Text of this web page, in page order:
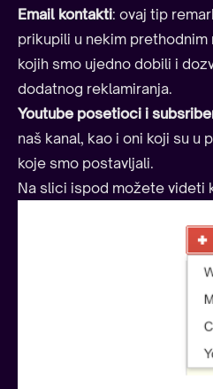
Email kontakti: ovaj tip
prikupili u nekim
kojih smo ujedno dobili i
dodatnog reklamiranja.
Youtube posetioci i
naš kanal, kao i oni koji su
koje smo postavljali.
Na slici ispod možete videti